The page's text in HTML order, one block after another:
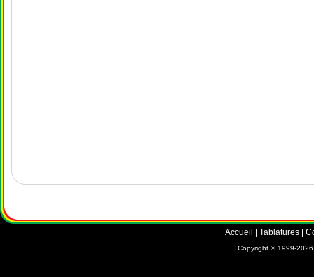
Accueil Tablatures
Copyright © 1999-